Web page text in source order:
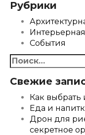
Рубрики
События
Найти:
Свежие
Как выбрать
Еда и
Дрон для
секретное